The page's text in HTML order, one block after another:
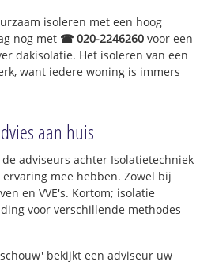
isoleren met een hoog
nog met ☎ 020-2246260 voor een
dakisolatie. Het isoleren van een
want iedere woning is immers
aan huis
adviseurs achter Isolatietechniek
mee hebben. Zowel bij
en VVE's. Kortom; isolatie
voor verschillende methodes
bekijkt een adviseur uw